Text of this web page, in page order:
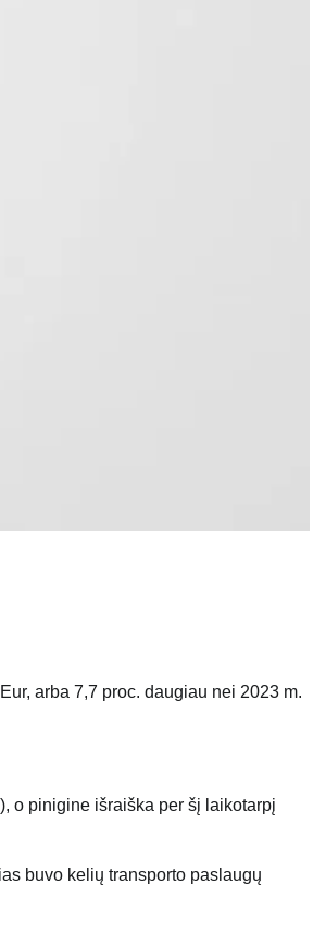
arba 7,7 proc. daugiau nei 2023 m.
o pinigine išraiška per šį laikotarpį
buvo kelių transporto paslaugų